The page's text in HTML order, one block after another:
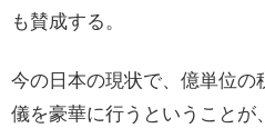
も賛成する。
今の日本の現状で、億単位の
儀を豪華に行うということが